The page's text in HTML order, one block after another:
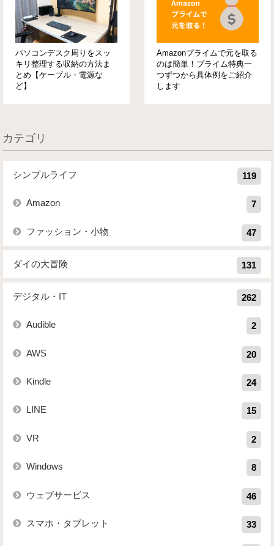
パソコンデスク周りをスッ
キリ整理する収納の方法ま
とめ【ケーブル・電源な
ど】
Amazonプライムで元を取る
のは簡単！プライム特典一
つずつから具体例をご紹介
します
カテゴリ
シンプルライフ 119
Amazon 7
ファッション・小物 47
ダイの大冒険 131
デジタル・IT 262
Audible 2
AWS 20
Kindle 24
LINE 15
VR 2
Windows 8
ウェブサービス 46
スマホ・タブレット 33